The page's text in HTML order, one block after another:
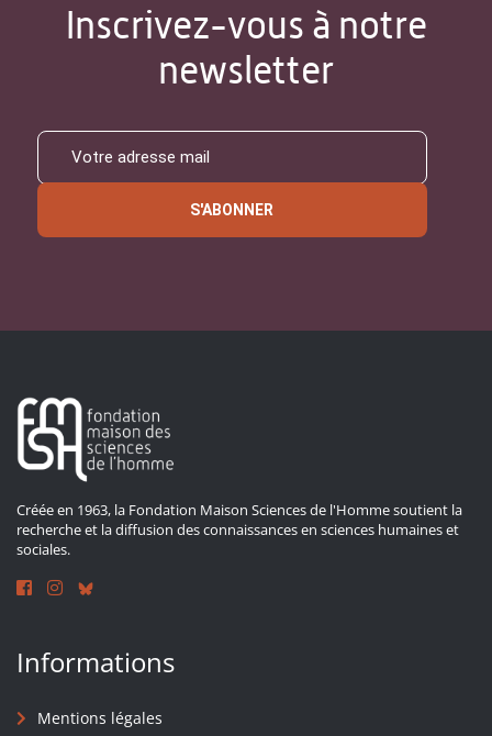
Inscrivez-vous à notre
newsletter
S'ABONNER
Créée en 1963, la Fondation Maison Sciences de l'Homme soutient la
recherche et la diffusion des connaissances en sciences humaines et
sociales.
Informations
Mentions légales